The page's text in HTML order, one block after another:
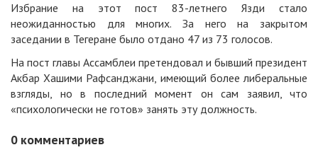
Избрание на этот пост 83-летнего Язди стало
неожиданностью для многих. За него на закрытом
заседании в Тегеране было отдано 47 из 73 голосов.
На пост главы Ассамблеи претендовал и бывший президент
Акбар Хашими Рафсанджани, имеющий более либеральные
взгляды, но в последний момент он сам заявил, что
«психологически не готов» занять эту должность.
0 комментариев